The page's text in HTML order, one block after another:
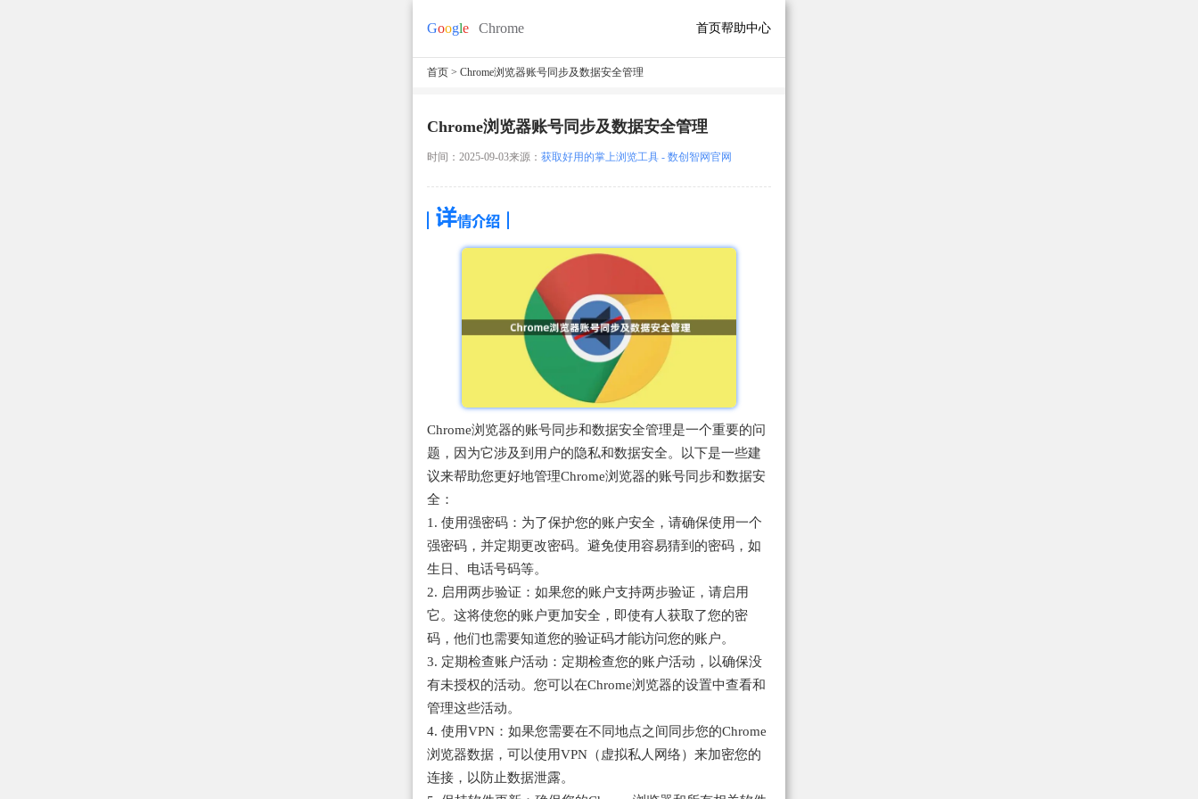
首页帮助中心
首页 > Chrome浏览器账号同步及数据安全管理
Chrome浏览器账号同步及数据安全管理
时间：2025-09-03来源： 获取好用的掌上浏览工具 - 数创智网官网
Chrome浏览器的账号同步和数据安全管理是一个重要的问
题，因为它涉及到用户的隐私和数据安全。以下是一些建
议来帮助您更好地管理Chrome浏览器的账号同步和数据安
全：
1. 使用强密码：为了保护您的账户安全，请确保使用一个
强密码，并定期更改密码。避免使用容易猜到的密码，如
生日、电话号码等。
2. 启用两步验证：如果您的账户支持两步验证，请启用
它。这将使您的账户更加安全，即使有人获取了您的密
码，他们也需要知道您的验证码才能访问您的账户。
3. 定期检查账户活动：定期检查您的账户活动，以确保没
有未授权的活动。您可以在Chrome浏览器的设置中查看和
管理这些活动。
4. 使用VPN：如果您需要在不同地点之间同步您的Chrome
浏览器数据，可以使用VPN（虚拟私人网络）来加密您的
连接，以防止数据泄露。